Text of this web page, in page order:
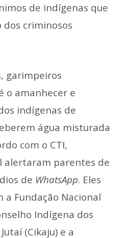
de indígenas que
dos criminosos
garimpeiros
o amanhecer e
indígenas de
água misturada
com o CTI,
alertaram parentes de
de WhatsApp. Eles
Fundação Nacional
Indígena dos
(Cikaju) e a